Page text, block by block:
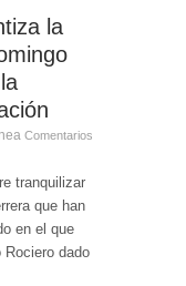
la
Comentarios
tranquilizar
que han
en el que
Rociero dado